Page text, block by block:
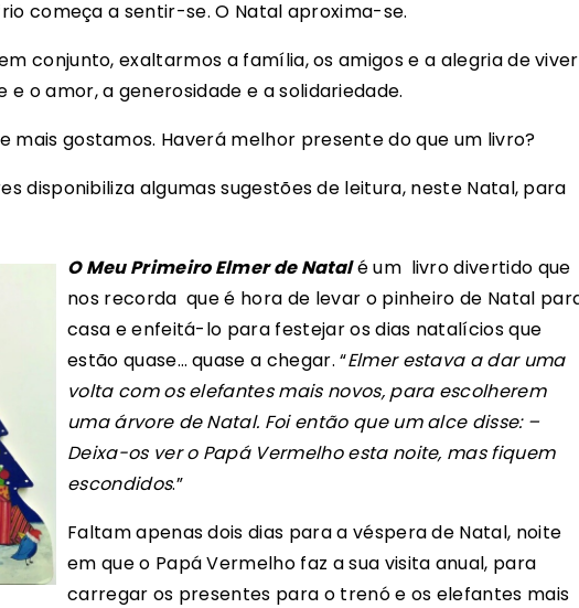
começa a sentir-se. O Natal aproxima-se.
conjunto, exaltarmos a família, os amigos e a alegria de
o amor, a generosidade e a solidariedade.
mais gostamos. Haverá melhor presente do que um livro?
disponibiliza algumas sugestões de leitura, neste Natal, para
O Meu Primeiro Elmer de Natalé um livro divertido que
nos recorda que é hora de levar o pinheiro de Natal
casa e enfeitá-lo para festejar os dias natalícios que
estão quase… quase a chegar. “Elmer estava a dar uma
volta com os elefantes mais novos, para escolherem
uma árvore de Natal. Foi então que um alce disse: –
Deixa-os ver o Papá Vermelho esta noite, mas fiquem
escondidos.”
Faltam apenas dois dias para a véspera de Natal, noite
em que o Papá Vermelho faz a sua visita anual, para
carregar os presentes para o trenó e os elefantes mais